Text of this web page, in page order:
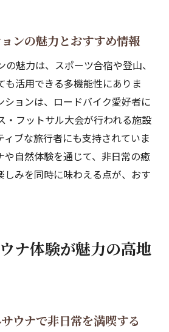
ペンション旅のおすすめポイ
しいペンションの選び方ガイ
実したペンションの楽しみ方
家族の思い出を作る方法
の宿泊施設の違いを徹底解説
と民泊の違いを分かりやすく解
の魅力と宿泊スタイルの違い
は何か宿泊初心者にも分かる
ンの魅力とおすすめ情報
魅力は、スポーツ合宿や登山、
も活用できる多機能性にありま
ションは、ロードバイク愛好者に
・フットサル大会が行われる施設
ィブな旅行者にも支持されていま
や自然体験を通じて、非日常の癒
しみを同時に味わえる点が、おす
ナ体験が魅力の高地
ウナで非日常を満喫する